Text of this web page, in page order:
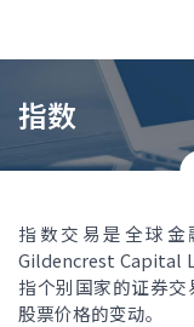
指数
指数交易是全球金
Gildencrest Capital
指个别国家的证券
股票价格的变动。